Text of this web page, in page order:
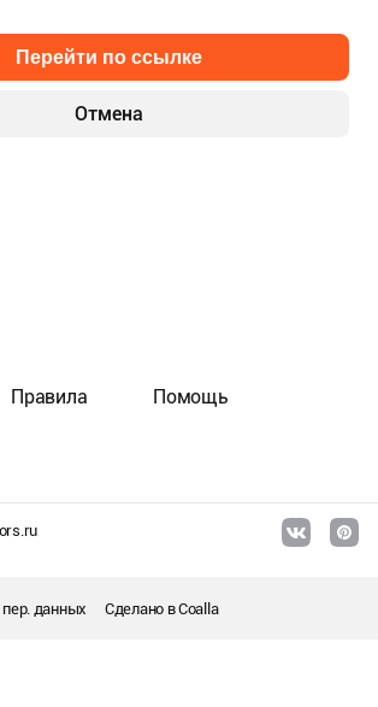
Отмена
Перейти по ссылке
Правила Помощь
данных Сделано вCoalla